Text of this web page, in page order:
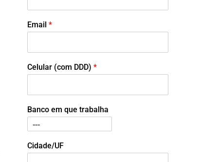
Email *
Celular (com DDD) *
Banco em que trabalha
Cidade/UF